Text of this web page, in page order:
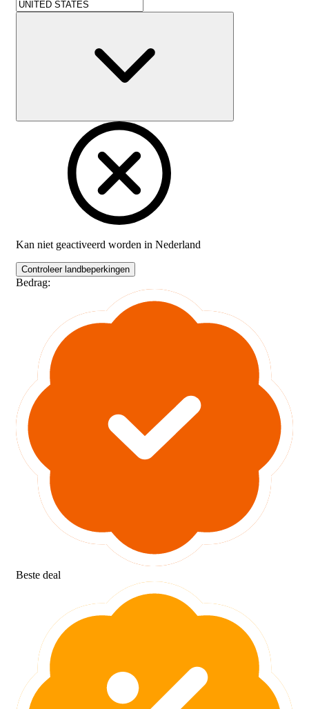
Kan niet geactiveerd worden in Nederland
Controleer landbeperkingen
Bedrag:
Beste deal